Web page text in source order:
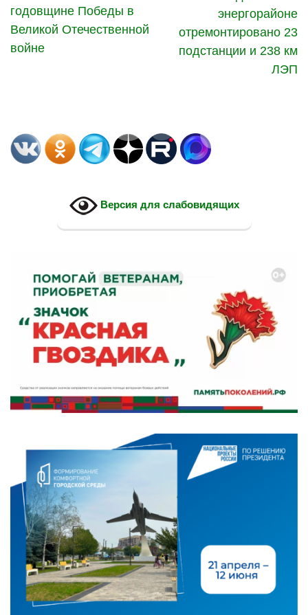
годовщине Победы в
Великой Отечественной
войне
энергорайоне
отремонтировано 23
подстанции и 238 км
ЛЭП
Версия для слабовидящих